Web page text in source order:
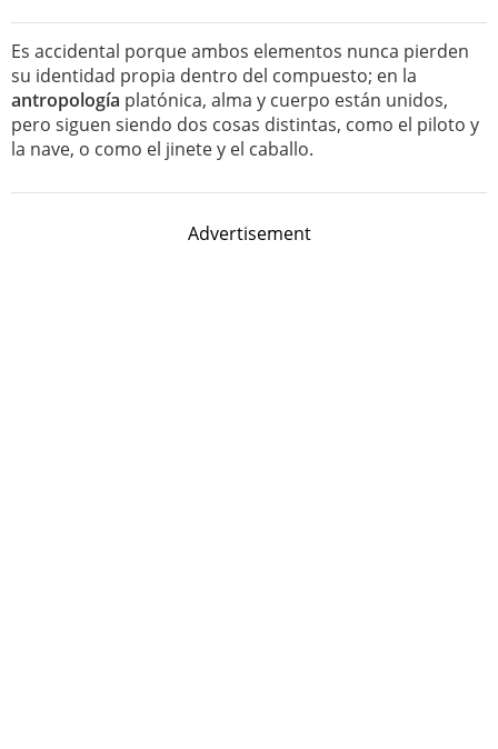
Es accidental porque ambos elementos nunca pierden
su identidad propia dentro del compuesto; en la
antropología platónica, alma y cuerpo están unidos,
pero siguen siendo dos cosas distintas, como el piloto y
la nave, o como el jinete y el caballo.
Advertisement